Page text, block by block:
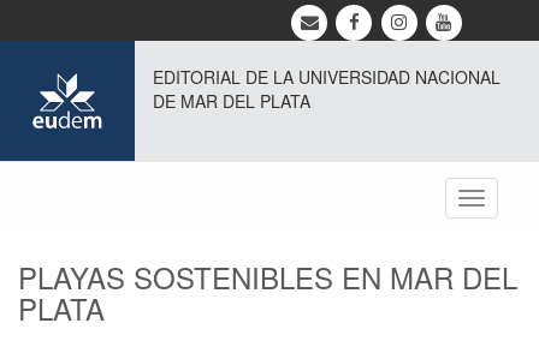
EDITORIAL DE LA UNIVERSIDAD NACIONAL
DE MAR DEL PLATA
Toggle
PLAYAS SOSTENIBLES EN MAR DEL
PLATA